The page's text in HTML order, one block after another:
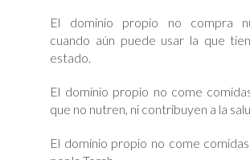
El dominio propio no compra
cuando aún puede usar la que
estado.
El dominio propio no come
que no nutren, ni contribuyen a la
El dominio propio no come